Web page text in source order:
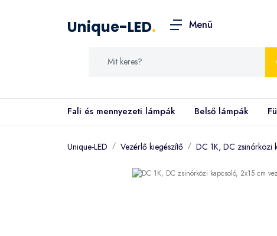
Unique-LED. Menü
Fali és mennyezeti lámpák Belső lámpák
Unique-LED Vezérlő kiegészítő DC 1K, DC zsinórközi